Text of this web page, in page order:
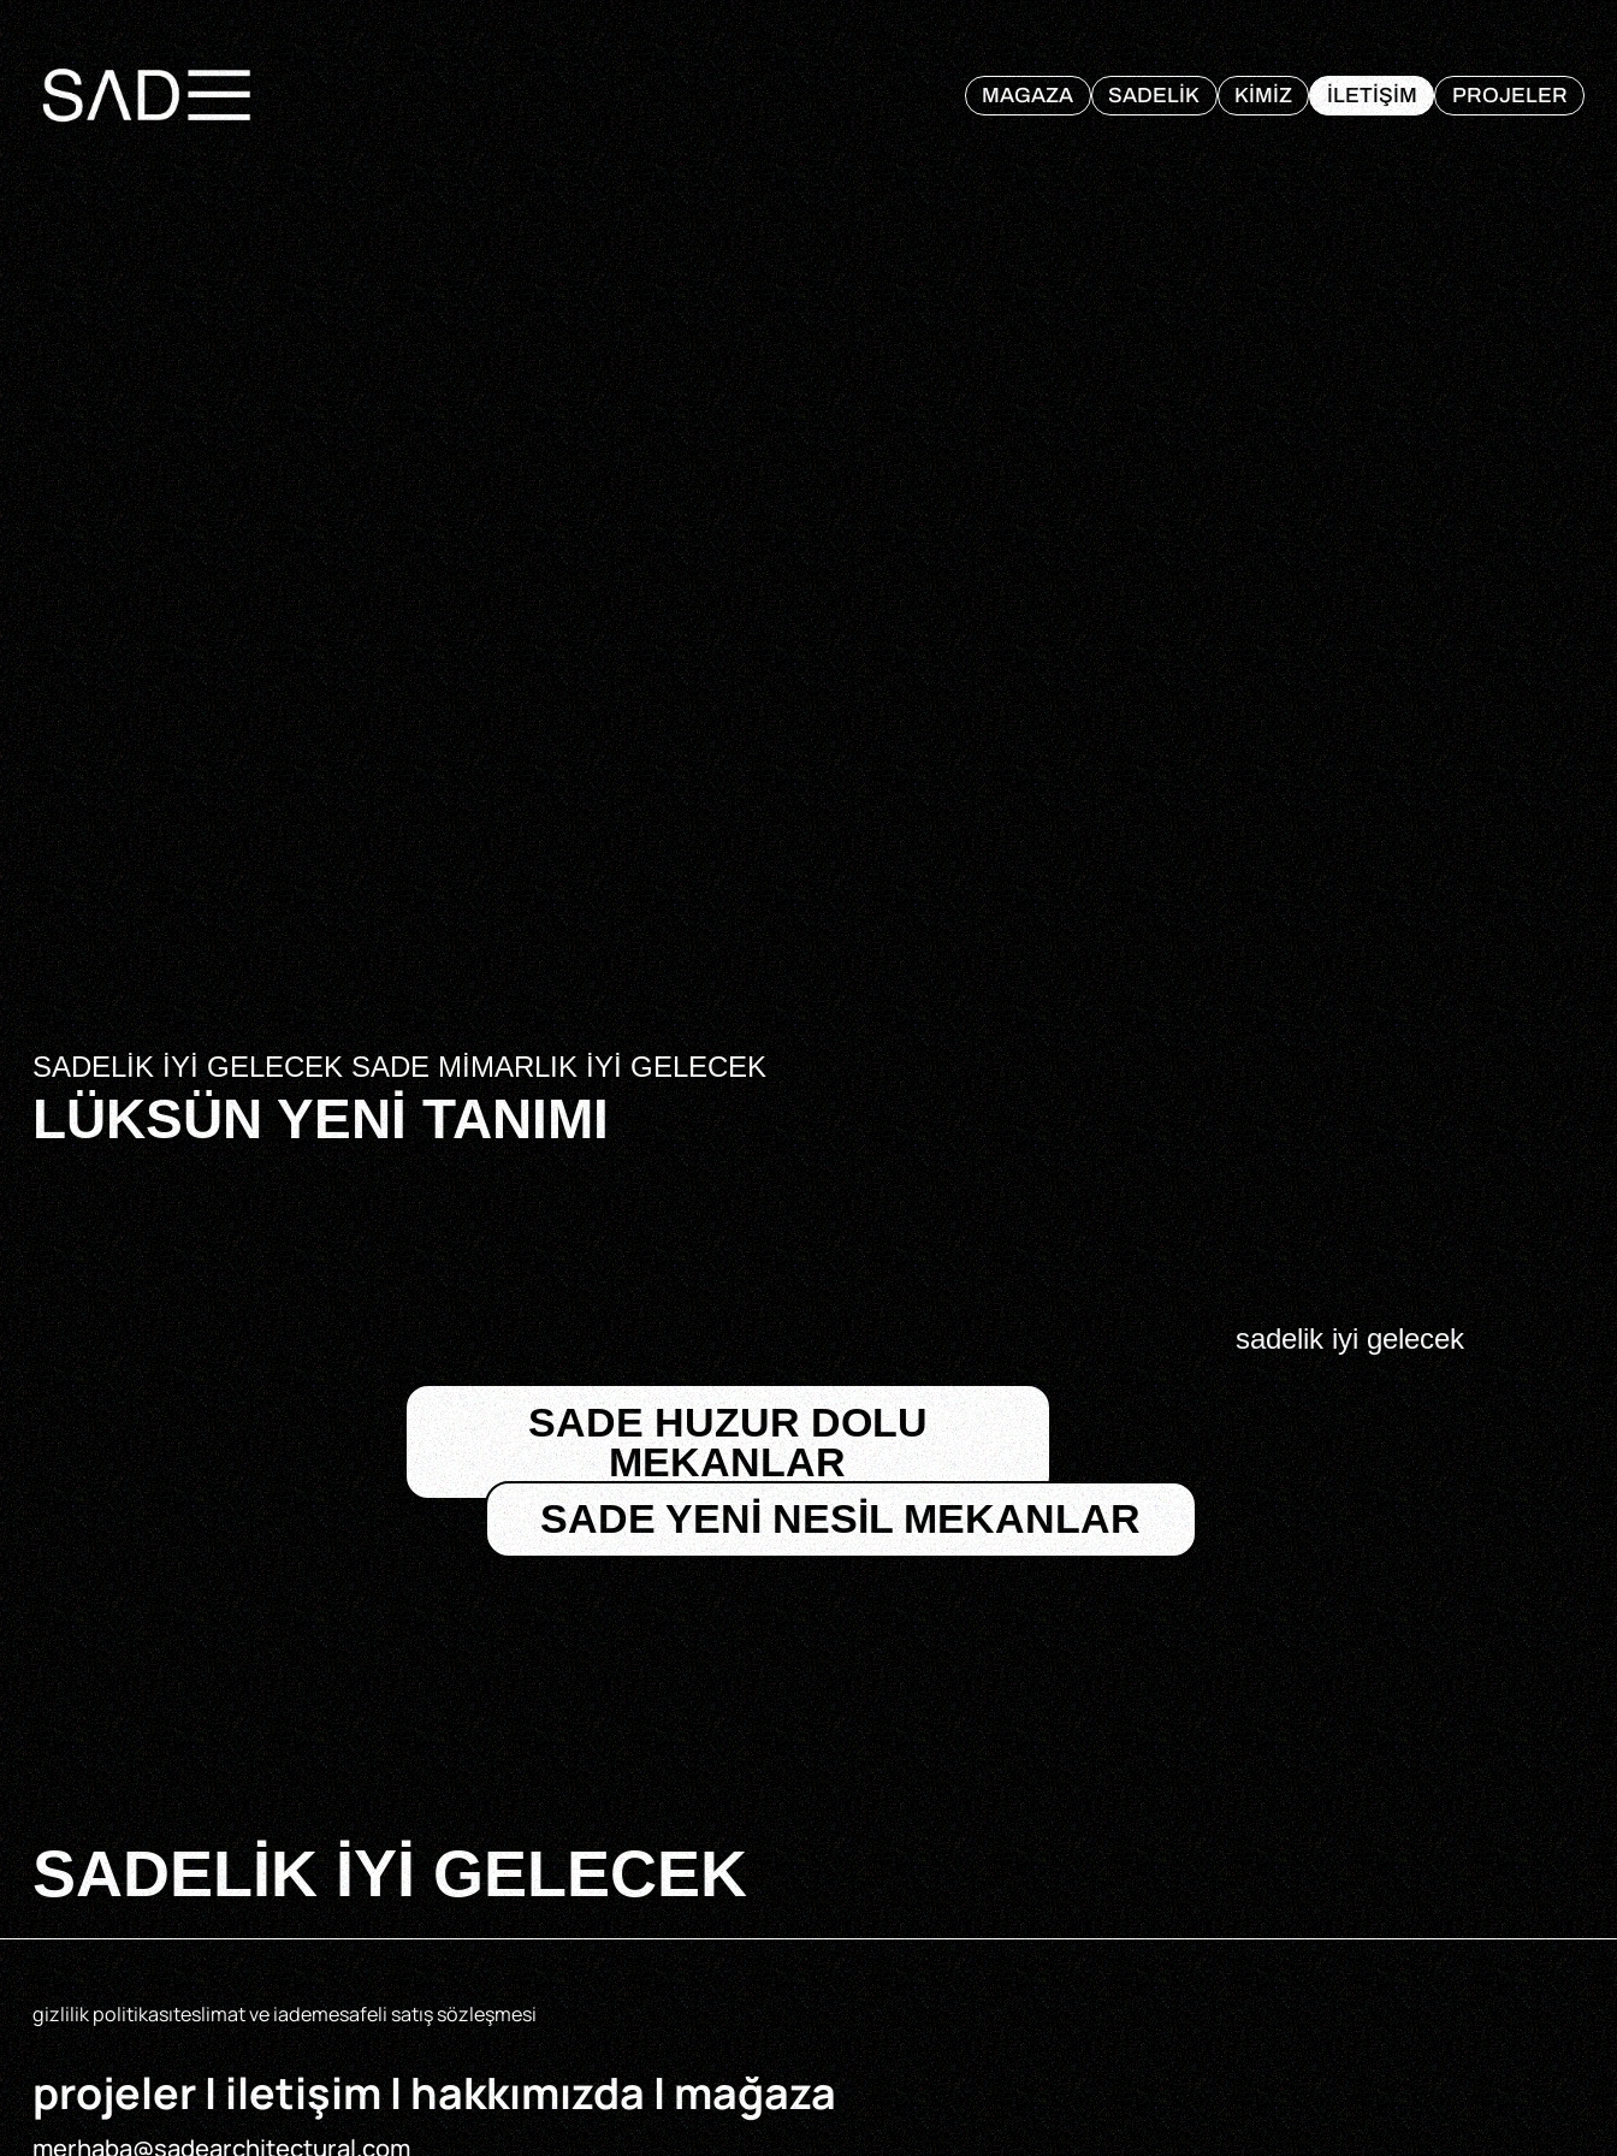
MAGAZA SADELIK KIMIZ ILETIŞIM PROJELER
SADELİK İYİ GELECEK SADE MİMARLIK İYİ GELECEK
LÜKSÜN YENİ TANIMI
sadelik iyi gelecek
SADE HUZUR DOLU
MEKANLAR
SADE YENI NESIL MEKANLAR
SADELIK IYI GELECEK
gizlilik politikasıteslimat ve iademesafeli satış sözleşmesi
projelerIiletişimIhakkımızdaImağaza
merhaba@sadearchitectural.com